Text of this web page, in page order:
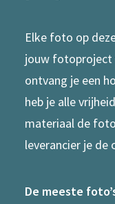
Elke foto op
jouw fotoproject
ontvang je een
heb je alle
materiaal de
leverancier je de
De meeste